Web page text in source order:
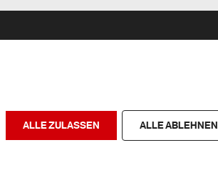
Themes
ALLE ZULASSEN ALLE ABLEHNEN